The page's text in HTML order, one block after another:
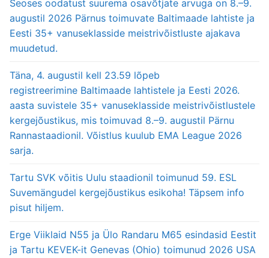
Seoses oodatust suurema osavõtjate arvuga on 8.–9.
augustil 2026 Pärnus toimuvate Baltimaade lahtiste ja
Eesti 35+ vanuseklasside meistrivõistluste ajakava
muudetud.
Täna, 4. augustil kell 23.59 lõpeb
registreerimine Baltimaade lahtistele ja Eesti 2026.
aasta suvistele 35+ vanuseklasside meistrivõistlustele
kergejõustikus, mis toimuvad 8.–9. augustil Pärnu
Rannastaadionil. Võistlus kuulub EMA League 2026
sarja.
Tartu SVK võitis Uulu staadionil toimunud 59. ESL
Suvemängudel kergejõustikus esikoha! Täpsem info
pisut hiljem.
Erge Viiklaid N55 ja Ülo Randaru M65 esindasid Eestit
ja Tartu KEVEK-it Genevas (Ohio) toimunud 2026 USA